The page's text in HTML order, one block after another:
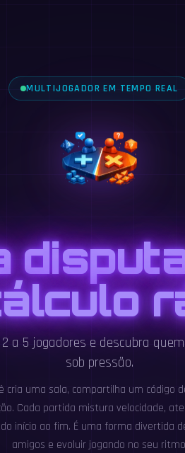
MULTIJOGADOR EM TEMPO REAL
a 5 jogadores e descubra
sob pressão.
cria uma sala, compartilha um código
Cada partida mistura velocidade,
início ao fim. É uma forma divertida
amigos e evoluir jogando no seu